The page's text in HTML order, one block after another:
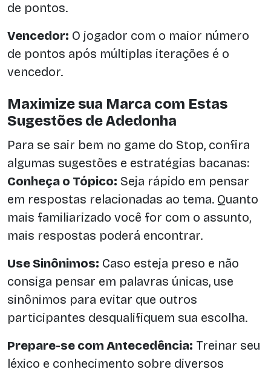
de pontos.
Vencedor: O jogador com o maior número
de pontos após múltiplas iterações é o
vencedor.
Maximize sua Marca com Estas
Sugestões de Adedonha
Para se sair bem no game do Stop, confira
algumas sugestões e estratégias bacanas:
Conheça o Tópico: Seja rápido em pensar
em respostas relacionadas ao tema. Quanto
mais familiarizado você for com o assunto,
mais respostas poderá encontrar.
Use Sinônimos: Caso esteja preso e não
consiga pensar em palavras únicas, use
sinônimos para evitar que outros
participantes desqualifiquem sua escolha.
Prepare-se com Antecedência: Treinar seu
léxico e conhecimento sobre diversos